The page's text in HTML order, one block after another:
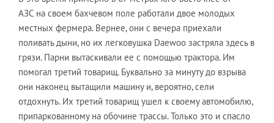
АЗС на своем бахчевом поле работали двое молодых
местных фермера. Вернее, они с вечера приехали
поливать дыни, но их легковушка Daewoo застряла здесь в
грязи. Парни вытаскивали ее с помощью трактора. Им
помогал третий товарищ. Буквально за минуту до взрыва
они наконец вытащили машину и, вероятно, сели
отдохнуть. Их третий товарищ ушел к своему автомобилю,
припаркованному на обочине трассы. Только это и спасло